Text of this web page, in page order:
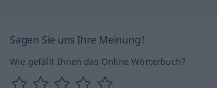
Sagen Sie uns Ihre Meinung!
Wie gefällt Ihnen das Online Wörterbuch?